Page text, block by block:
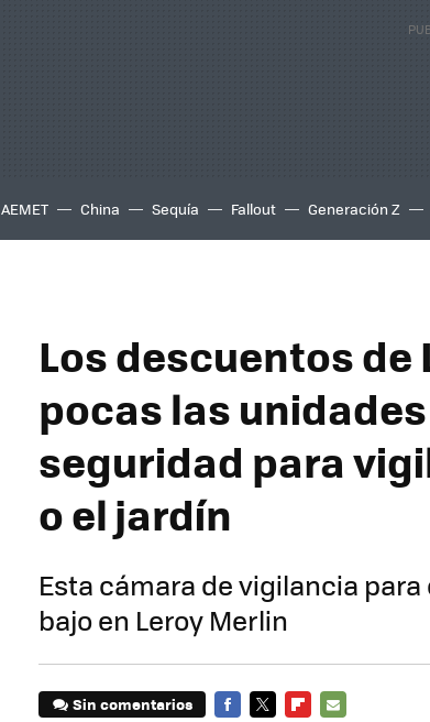
AEMET China Sequía Fallout Generación Z
Los descuentos de
pocas las
seguridad para
o el jardín
Esta cámara de vigilancia
bajo en Leroy Merlin
Sin comentarios